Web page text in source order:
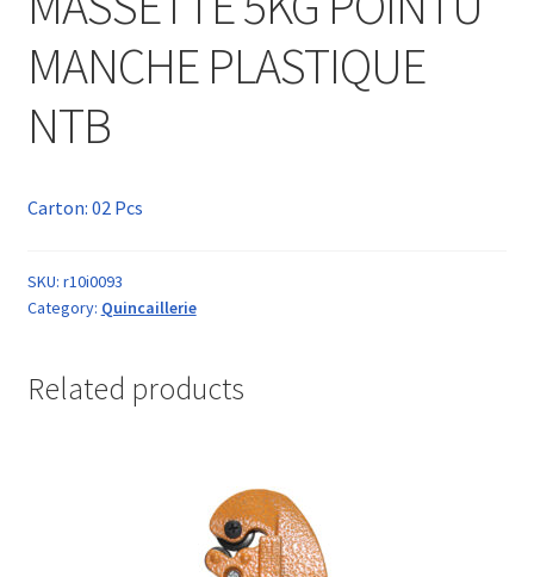
MANCHE PLASTIQUE
NTB
Carton: 02 Pcs
SKU: r10i0093
Category: Quincaillerie
Related products